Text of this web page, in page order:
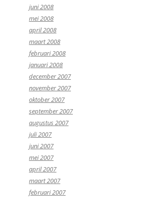
juni 2008
mei 2008
april 2008
maart 2008
februari 2008
januari 2008
december 2007
november 2007
oktober 2007
september 2007
augustus 2007
juli 2007
juni 2007
mei 2007
april 2007
maart 2007
februari 2007